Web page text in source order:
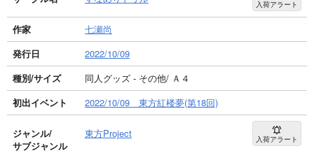
入荷アラート
作家
七瀬尚
発行日
2022/10/09
種別/サイズ
同人グッズ - その他/ Ａ４
初出イベント
2022/10/09 東方紅楼夢(第18回)
ジャンル/
サブジャンル
東方Project 入荷アラート